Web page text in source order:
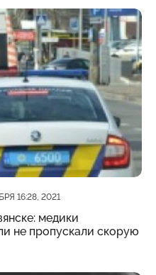
16:28, 2021
медики
не пропускали скорую